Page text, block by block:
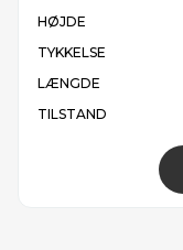
HØJDE
TYKKELSE
LÆNGDE
TILSTAND